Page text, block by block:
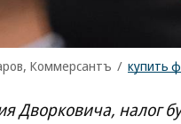
Коммерсантъ / купить
Дворковича, налог